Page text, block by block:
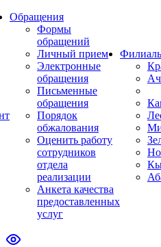
Обращения
Формы
обращений
Личный прием
Электронные
обращения
Письменные
обращения
Порядок
обжалования
Оценить работу
сотрудников
отдела
реализации
Анкета качества
предоставленных
услуг